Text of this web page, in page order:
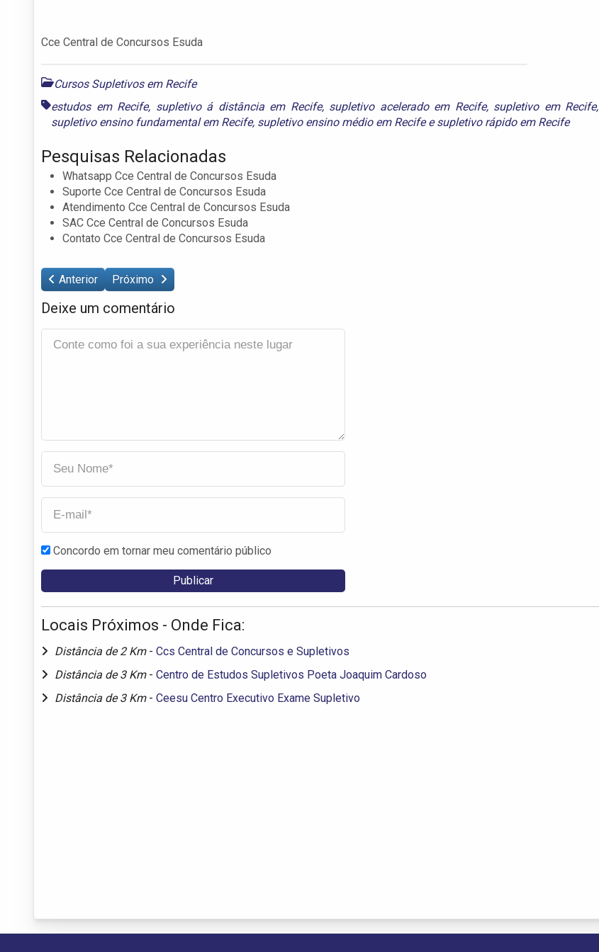
Cce Central de Concursos Esuda
Cursos Supletivos em Recife
estudos em Recife, supletivo á distância em Recife, supletivo acelerado em Recife, supletivo em Recife,
supletivo ensino fundamental em Recife, supletivo ensino médio em Recifeesupletivo rápido em Recife
Pesquisas Relacionadas
Whatsapp Cce Central de Concursos Esuda
Suporte Cce Central de Concursos Esuda
Atendimento Cce Central de Concursos Esuda
SAC Cce Central de Concursos Esuda
Contato Cce Central de Concursos Esuda
Anterior Próximo
Deixe um comentário
Concordo em tornar meu comentário público
Locais Próximos - Onde Fica:
Distância de 2 Km - Ccs Central de Concursos e Supletivos
Distância de 3 Km - Centro de Estudos Supletivos Poeta Joaquim Cardoso
Distância de 3 Km - Ceesu Centro Executivo Exame Supletivo